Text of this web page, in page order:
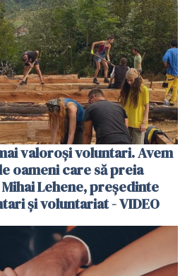
valoroși voluntari. Avem
oameni care să preia
Lehene, președinte
și voluntariat - VIDEO